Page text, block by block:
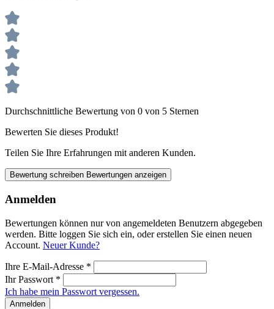
Durchschnittliche Bewertung von 0 von 5 Sternen
Bewerten Sie dieses Produkt!
Teilen Sie Ihre Erfahrungen mit anderen Kunden.
Bewertung schreiben Bewertungen anzeigen
Anmelden
Bewertungen können nur von angemeldeten Benutzern abgegeben
werden. Bitte loggen Sie sich ein, oder erstellen Sie einen neuen
Account. Neuer Kunde?
Ihre E-Mail-Adresse *
Ihr Passwort *
Ich habe mein Passwort vergessen.
Anmelden